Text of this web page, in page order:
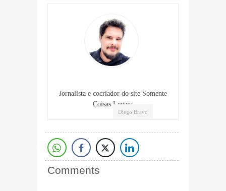
Diego Bravo
Jornalista e cocriador do site Somente
Coisas Legais.
Comments